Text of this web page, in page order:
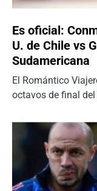
Es oficial:
U. de Chile vs
Sudamericana
El Romántico
octavos de final